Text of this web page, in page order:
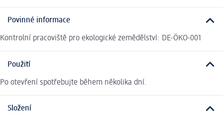
Povinné informace
Kontrolní pracoviště pro ekologické zemědělství: DE-ÖKO-001
Použití
Po otevření spotřebujte během několika dní.
Složení